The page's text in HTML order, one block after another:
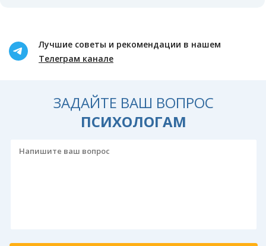
Лучшие советы и рекомендации в нашем
Телеграм канале
ЗАДАЙТЕ ВАШ ВОПРОС
ПСИХОЛОГАМ